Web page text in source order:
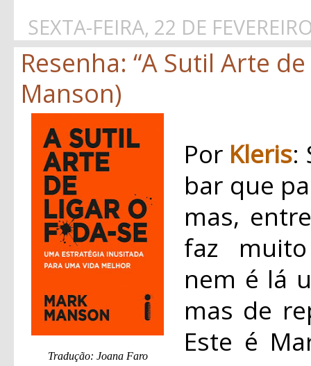
SEXTA-FEIRA, 22 DE
Resenha: “A Sutil Arte
Manson)
Tradução: Joana Faro
Por Kleris:
bar que
mas,
faz
nem é lá
mas de
Este é